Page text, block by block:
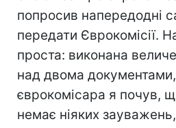
попросив напередодні
передати Єврокомісії.
проста: виконана
над двома документами,
єврокомісара я почув,
немає ніяких